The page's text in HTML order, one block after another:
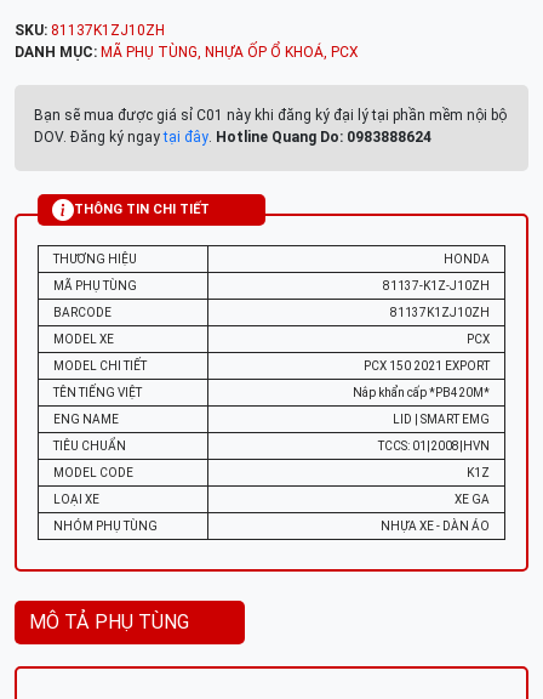
SKU: 81137K1ZJ10ZH
DANH MỤC: MÃ PHỤ TÙNG, NHỰA ỐP Ổ KHOÁ, PCX
Bạn sẽ mua được giá sỉ C01 này khi đăng ký đại lý tại phần mềm nội bộ
DOV. Đăng ký ngaytại đây. Hotline Quang Do: 0983888624
THÔNG TIN CHI TIẾT
THƯƠNG HIỆU
HONDA
MÃ PHỤ TÙNG
81137-K1Z-J10ZH
BARCODE
81137K1ZJ10ZH
MODEL XE
PCX
MODEL CHI TIẾT
PCX 150 2021 EXPORT
TÊN TIẾNG VIỆT
Nắp khẩn cấp *PB420M*
ENG NAME
LID | SMART EMG
TIÊU CHUẨN
TCCS: 01|2008|HVN
MODEL CODE
K1Z
LOẠI XE
XE GA
NHÓM PHỤ TÙNG
NHỰA XE - DÀN ÁO
MÔ TẢ PHỤ TÙNG